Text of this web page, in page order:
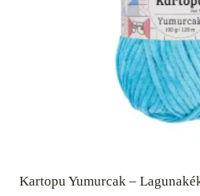
Kartopu Yumurcak –